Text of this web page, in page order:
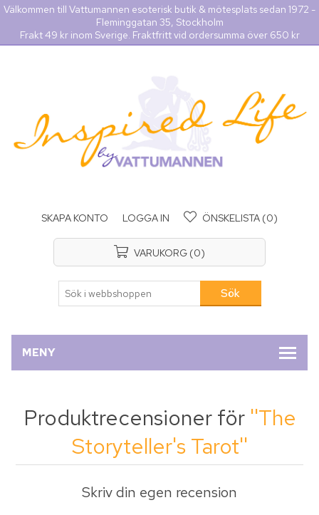
Välkommen till Vattumannen esoterisk butik & mötesplats sedan 1972 -
Fleminggatan 35, Stockholm
Frakt 49 kr inom Sverige. Fraktfritt vid ordersumma över 650 kr
SKAPA KONTO LOGGA IN ÖNSKELISTA (0)
VARUKORG (0)
MENY
Produktrecensioner för The
Storyteller's Tarot
Skriv din egen recension